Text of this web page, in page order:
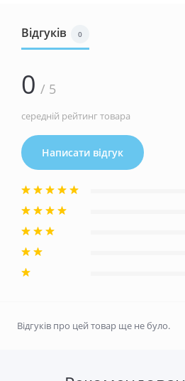
Відгуків 0
0 / 5
середній рейтинг товара
Написати відгук
Відгуків про цей товар ще не було.